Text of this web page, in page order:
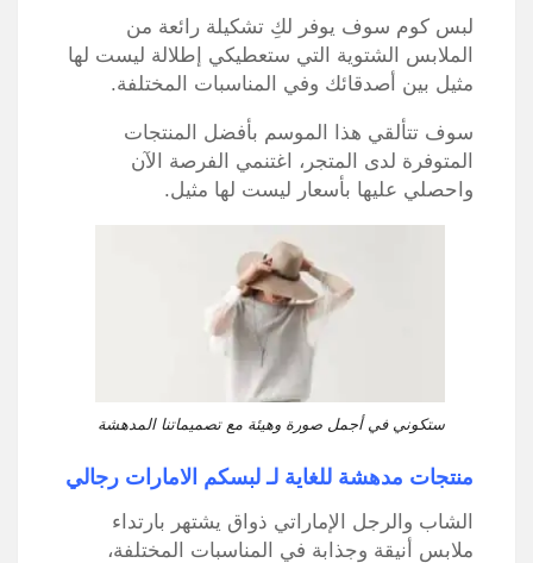
لبس كوم سوف يوفر لكِ تشكيلة رائعة من
الملابس الشتوية التي ستعطيكي إطلالة ليست لها
مثيل بين أصدقائك وفي المناسبات المختلفة.
سوف تتألقي هذا الموسم بأفضل المنتجات
المتوفرة لدى المتجر، اغتنمي الفرصة الآن
واحصلي عليها بأسعار ليست لها مثيل.
ستكوني في أجمل صورة وهيئة مع تصميماتنا المدهشة
منتجات مدهشة للغاية لـ لبسكم الامارات رجالي
الشاب والرجل الإماراتي ذواق يشتهر بارتداء
ملابس أنيقة وجذابة في المناسبات المختلفة،